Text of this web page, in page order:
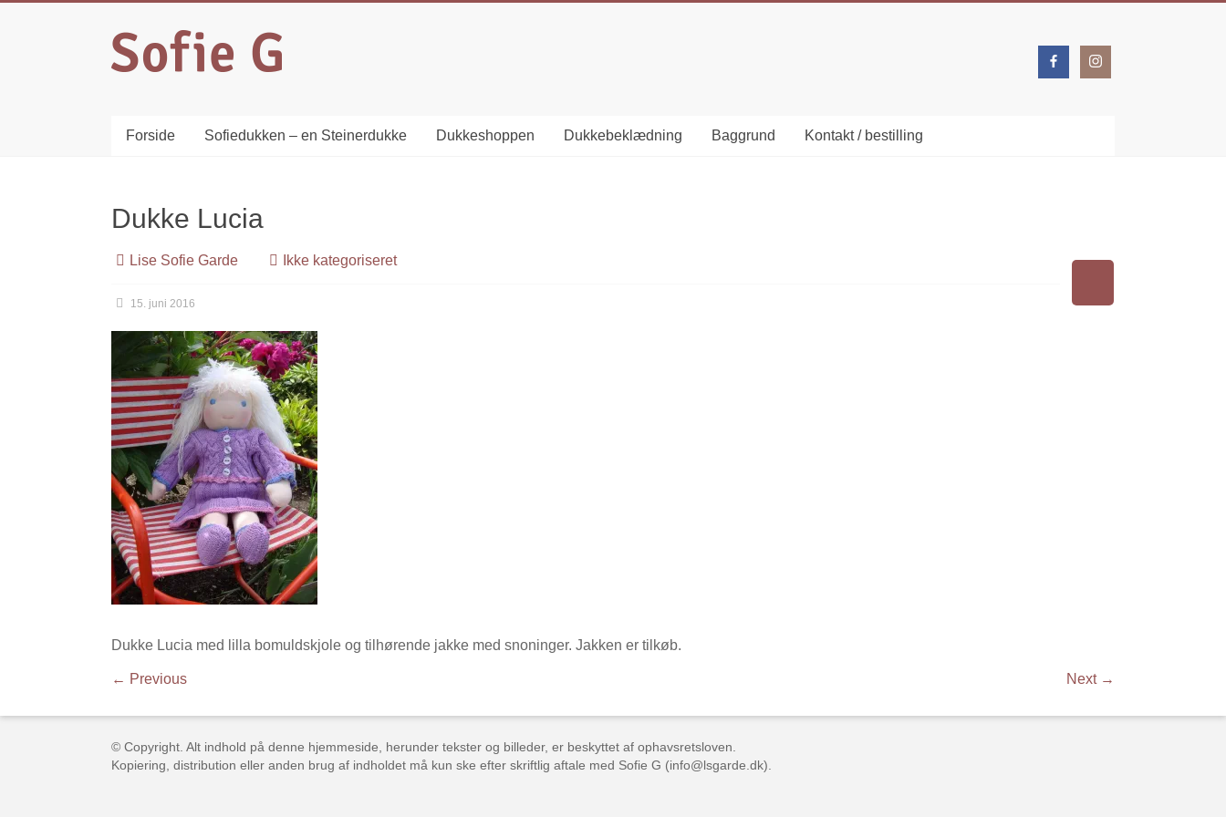
Forside Sofiedukken – en Steinerdukke Dukkeshoppen Dukkebeklædning Baggrund Kontakt / bestilling
Dukke Lucia
Lise Sofie Garde Ikke kategoriseret
15. juni 2016
Dukke Lucia med lilla bomuldskjole og tilhørende jakke med snoninger. Jakken er tilkøb.
← Previous Next →
© Copyright. Alt indhold på denne hjemmeside, herunder tekster og billeder, er beskyttet af ophavsretsloven.
Kopiering, distribution eller anden brug af indholdet må kun ske efter skriftlig aftale med Sofie G (info@lsgarde.dk).